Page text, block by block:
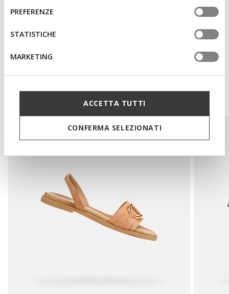
informazioni o per modificare in qualsiasi momento le
tue impostazioni, visita la nostra
consenso
PREFERENZE
STATISTICHE
MARKETING
ACCETTA TUTTI
CONFERMA SELEZIONATI
Matériaux
Vous pourriez aussi aimer